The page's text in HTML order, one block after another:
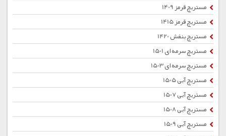
مستربچ قرمز 1409
مستربچ قرمز 1415
مستربچ بنفش 1420
مستربچ سرمه ای 1501
مستربچ سرمه ای 1503
مستربچ آبی 1505
مستربچ آبی 1507
مستربچ آبی 1508
مستربچ آبی 1509